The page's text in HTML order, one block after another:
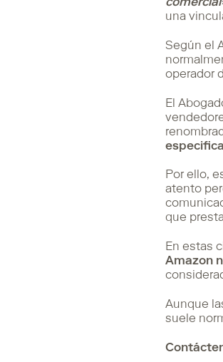
comercial
una
Según el
operador
El
Por ello,
atento
que
En estas
Amazon
Aunque
suele